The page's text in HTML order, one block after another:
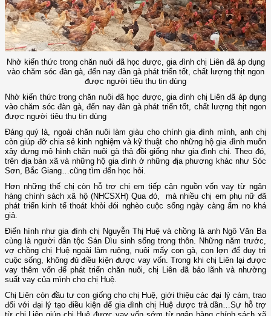
Nhờ kiến thức trong chăn nuôi đã học được, gia đình chị Liên đã áp dụng
vào chăm sóc đàn gà, đến nay đàn gà phát triển tốt, chất lượng thịt ngon
được người tiêu thụ tin dùng
Nhờ kiến thức trong chăn nuôi đã học được, gia đình chị Liên đã áp dụng
vào chăm sóc đàn gà, đến nay đàn gà phát triển tốt, chất lượng thịt ngon
được người tiêu thụ tin dùng
Đáng quý là, ngoài chăn nuôi làm giàu cho chính gia đình mình, anh chị
còn giúp đỡ chia sẻ kinh nghiệm và kỹ thuật cho những hộ gia đình muốn
xây dựng mô hình chăn nuôi gà thả đồi giống như gia đình chị. Theo đó,
trên địa bàn xã và những hộ gia đình ở những địa phương khác như Sóc
Sơn, Bắc Giang…cũng tìm đến học hỏi.
Hơn những thế chị còn hỗ trợ chị em tiếp cận nguồn vốn vay từ ngân
hàng chính sách xã hộ (NHCSXH) Qua đó, mà nhiều chị em phụ nữ đã
phát triển kinh tế thoát khỏi đói nghèo cuộc sống ngày càng ấm no khá
giả.
Điển hình như gia đình chị Nguyễn Thị Huệ và chồng là anh Ngô Văn Ba
cùng là người dân tộc Sán Dìu sinh sống trong thôn. Những năm trước,
vợ chồng chị Huệ ngoài làm ruộng, nuôi mấy con gà, con lợn để duy trì
cuộc sống, không đủ điều kiện được vay vốn. Trong khi chị Liên lại được
vay thêm vốn để phát triển chăn nuôi, chị Liên đã bảo lãnh và nhường
suất vay của mình cho chị Huệ.
Chị Liên còn đầu tư con giống cho chị Huệ, giới thiệu các đại lý cám, trao
đổi với đại lý tạo điều kiện để gia đình chị Huệ được trả dần…Sự hỗ trợ